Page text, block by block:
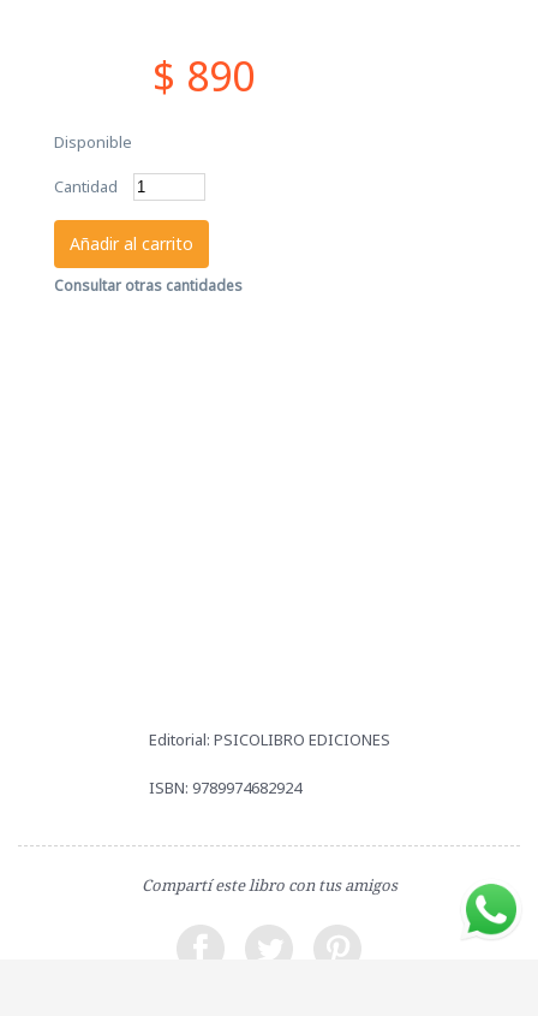
$ 890
Disponible
Cantidad
Añadir al carrito
Consultar otras cantidades
Editorial: PSICOLIBRO EDICIONES
ISBN: 9789974682924
Compartí este libro con tus amigos